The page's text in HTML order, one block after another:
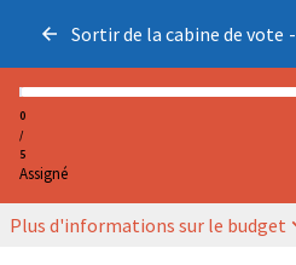
Sortir de la cabine de vote -
0
/
5
Assigné
Plus d'informations sur le budget